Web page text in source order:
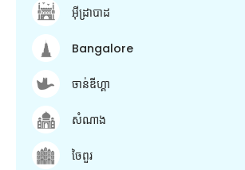
អ៊ីដ្រាបាដ
Bangalore
ចាន់ឌីហ្គា
សំណាង
ចៃពួរ